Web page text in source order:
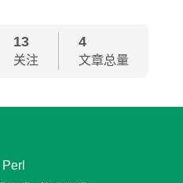
13
关注
4
文章总量